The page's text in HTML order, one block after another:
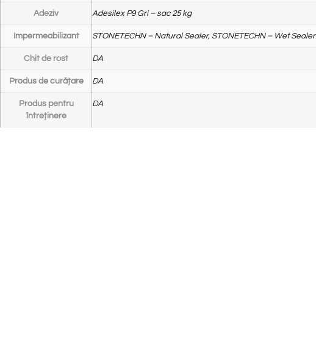
Adeziv Adesilex P9 Gri – sac 25 kg
Impermeabilizant STONETECHN – Natural Sealer, STONETECHN – Wet Sealer
Chit de rost DA
Produs de curățare DA
Produs pentru
întreținere
DA